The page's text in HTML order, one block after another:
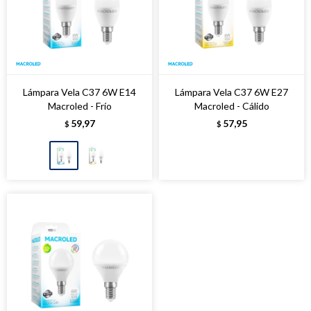
Lámpara Vela C37 6W E14
Macroled - Frío
$ 59,97
Lámpara Vela C37 6W E27
Macroled - Cálido
$ 57,95